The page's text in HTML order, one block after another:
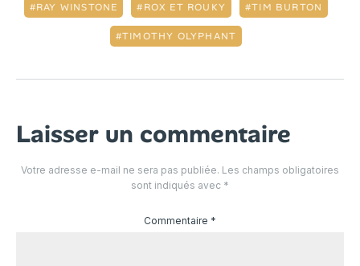
RAY WINSTONE ROX ET ROUKY TIM BURTON
TIMOTHY OLYPHANT
Laisser un commentaire
Votre adresse e-mail ne sera pas publiée. Les champs obligatoires
sont indiqués avec *
Commentaire *